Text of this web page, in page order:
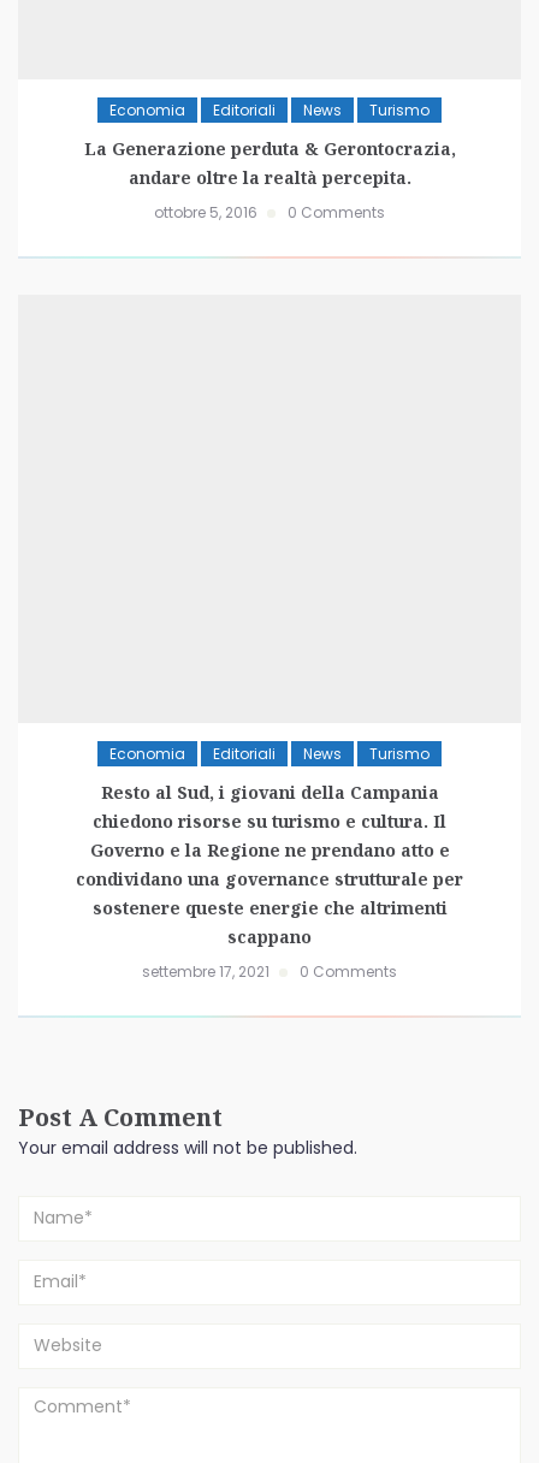
Economia Editoriali News Turismo
La Generazione perduta & Gerontocrazia,
andare oltre la realtà percepita.
ottobre 5, 2016 0 Comments
Economia Editoriali News Turismo
Resto al Sud, i giovani della Campania
chiedono risorse su turismo e cultura. Il
Governo e la Regione ne prendano atto e
condividano una governance strutturale per
sostenere queste energie che altrimenti
scappano
settembre 17, 2021 0 Comments
Post A Comment
Your email address will not be published.